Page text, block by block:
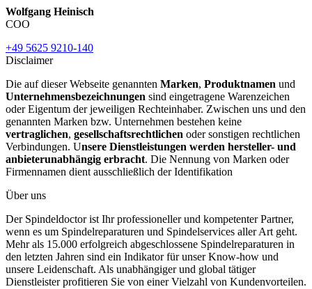
Wolfgang Heinisch
COO
+49 5625 9210-140
Disclaimer
Die auf dieser Webseite genannten Marken, Produktnamen und
Unternehmensbezeichnungen sind eingetragene Warenzeichen
oder Eigentum der jeweiligen Rechteinhaber. Zwischen uns und den
genannten Marken bzw. Unternehmen bestehen keine
vertraglichen, gesellschaftsrechtlichen oder sonstigen rechtlichen
Verbindungen. Unsere Dienstleistungen werden hersteller- und
anbieterunabhängig erbracht. Die Nennung von Marken oder
Firmennamen dient ausschließlich der Identifikation
Über uns
Der Spindeldoctor ist Ihr professioneller und kompetenter Partner,
wenn es um Spindelreparaturen und Spindelservices aller Art geht.
Mehr als 15.000 erfolgreich abgeschlossene Spindelreparaturen in
den letzten Jahren sind ein Indikator für unser Know-how und
unsere Leidenschaft. Als unabhängiger und global tätiger
Dienstleister profitieren Sie von einer Vielzahl von Kundenvorteilen.